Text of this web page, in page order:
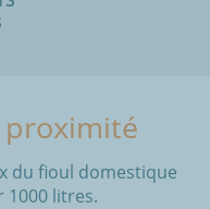
proximité
du fioul domestique
1000 litres.